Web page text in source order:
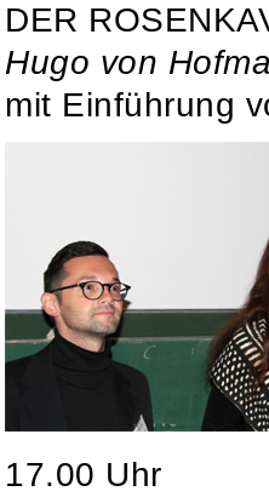
DER
Hugo von
mit Einführung
17.00 Uhr